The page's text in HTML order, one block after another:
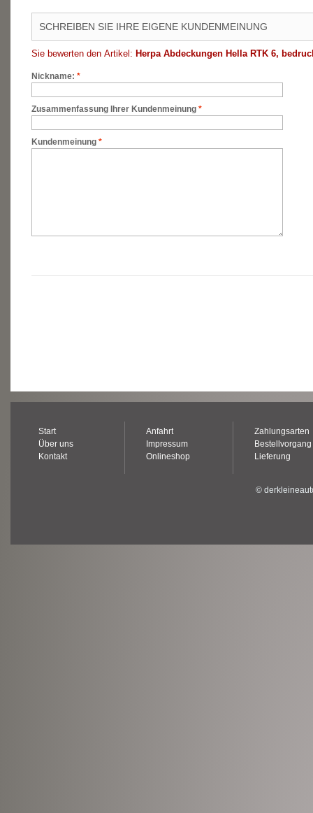
SCHREIBEN SIE IHRE EIGENE KUNDENMEINUNG
Sie bewerten den Artikel: Herpa Abdeckungen Hella RTK 6,
*
Nickname:
*
Zusammenfassung Ihrer Kundenmeinung
*
Kundenmeinung
Start
Über uns
Kontakt
Anfahrt
Impressum
Onlineshop
Zahlungsarten
Bestellvorgang
Lieferung
©